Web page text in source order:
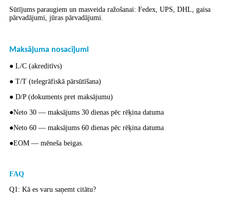
Sūtījums paraugiem un masveida ražošanai: Fedex, UPS, DHL, gaisa
pārvadājumi, jūras pārvadājumi.
Maksājuma nosacījumi
● L/C (akreditīvs)
● T/T (telegrāfiskā pārsūtīšana)
● D/P (dokuments pret maksājumu)
●Neto 30 — maksājums 30 dienas pēc rēķina datuma
●Neto 60 — maksājums 60 dienas pēc rēķina datuma
●EOM — mēneša beigas.
FAQ
Q1: Kā es varu saņemt citātu?